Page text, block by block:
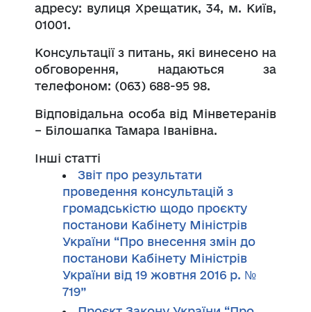
адресу: вулиця Хрещатик, 34, м. Київ,
01001.
Консультації з питань, які винесено на
обговорення, надаються за
телефоном: (063) 688-95 98.
Відповідальна особа від Мінветеранів
– Білошапка Тамара Іванівна.
Інші статті
Звіт про результати
проведення консультацій з
громадськістю щодо проєкту
постанови Кабінету Міністрів
України “Про внесення змін до
постанови Кабінету Міністрів
України від 19 жовтня 2016 р. №
719”